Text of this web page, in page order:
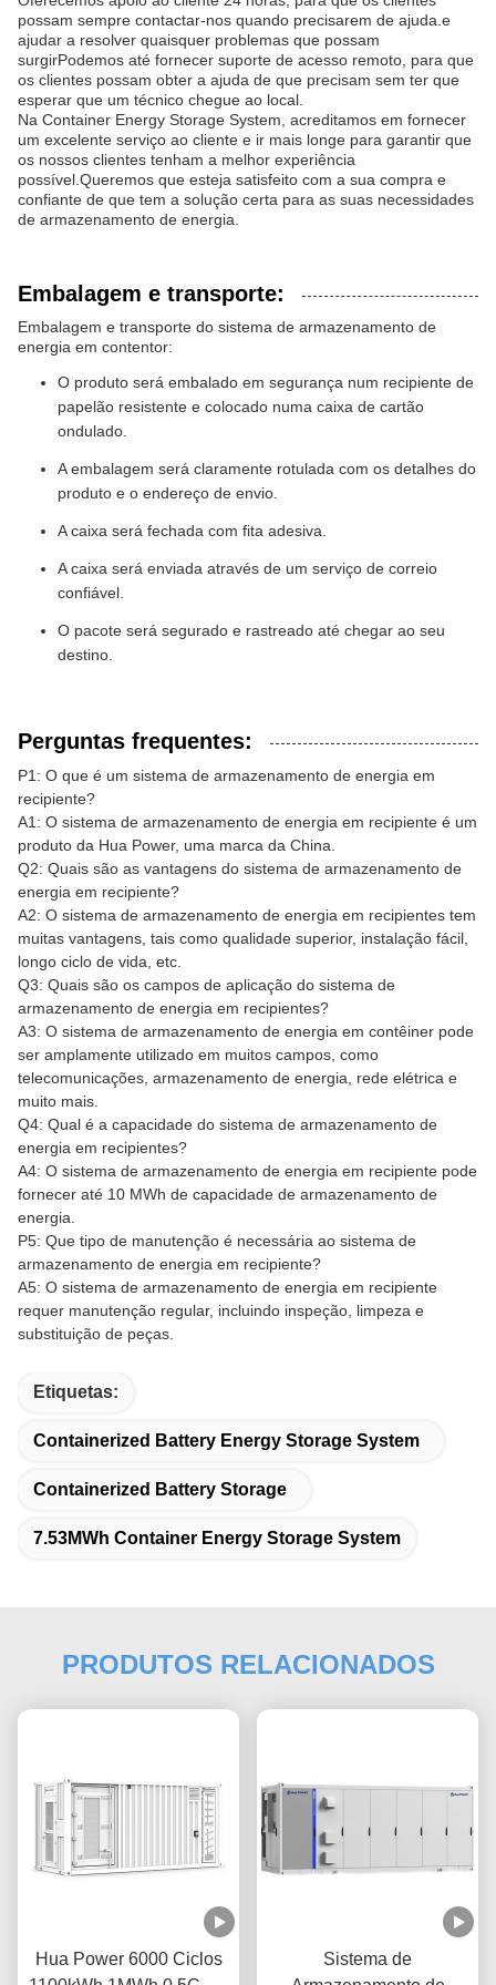
possam sempre contactar-nos quando precisarem de ajuda.e
ajudar a resolver quaisquer problemas que possam
surgirPodemos até fornecer suporte de acesso remoto, para que
os clientes possam obter a ajuda de que precisam sem ter que
esperar que um técnico chegue ao local.
Na Container Energy Storage System, acreditamos em fornecer
um excelente serviço ao cliente e ir mais longe para garantir que
os nossos clientes tenham a melhor experiência
possível.Queremos que esteja satisfeito com a sua compra e
confiante de que tem a solução certa para as suas necessidades
de armazenamento de energia.
Embalagem e transporte:
Embalagem e transporte do sistema de armazenamento de
energia em contentor:
O produto será embalado em segurança num recipiente de
papelão resistente e colocado numa caixa de cartão
ondulado.
A embalagem será claramente rotulada com os detalhes do
produto e o endereço de envio.
A caixa será fechada com fita adesiva.
A caixa será enviada através de um serviço de correio
confiável.
O pacote será segurado e rastreado até chegar ao seu
destino.
Perguntas frequentes:
P1: O que é um sistema de armazenamento de energia em
recipiente?
A1: O sistema de armazenamento de energia em recipiente é um
produto da Hua Power, uma marca da China.
Q2: Quais são as vantagens do sistema de armazenamento de
energia em recipiente?
A2: O sistema de armazenamento de energia em recipientes tem
muitas vantagens, tais como qualidade superior, instalação fácil,
longo ciclo de vida, etc.
Q3: Quais são os campos de aplicação do sistema de
armazenamento de energia em recipientes?
A3: O sistema de armazenamento de energia em contêiner pode
ser amplamente utilizado em muitos campos, como
telecomunicações, armazenamento de energia, rede elétrica e
muito mais.
Q4: Qual é a capacidade do sistema de armazenamento de
energia em recipientes?
A4: O sistema de armazenamento de energia em recipiente pode
fornecer até 10 MWh de capacidade de armazenamento de
energia.
P5: Que tipo de manutenção é necessária ao sistema de
armazenamento de energia em recipiente?
A5: O sistema de armazenamento de energia em recipiente
requer manutenção regular, incluindo inspeção, limpeza e
substituição de peças.
Etiquetas:
Containerized Battery Energy Storage System
Containerized Battery Storage
7.53MWh Container Energy Storage System
PRODUTOS RELACIONADOS
Hua Power 6000 Ciclos
Sistema de